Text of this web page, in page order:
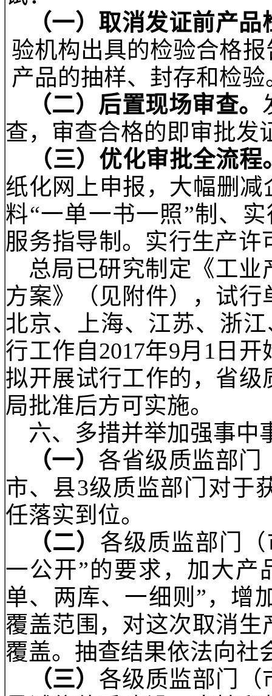
（四）各省级质监
承接发证工作安排和
的培训工作，制定完
会公布。
五、开展试行简化审
试行简化生产许可
效、放管结合、梯次
试：
（一）取消发证前
验机构出具的检验合
产品的抽样、封存和
（二）后置现场审查
查，审查合格的即审
（三）优化审批全流
纸化网上申报，大幅
料“一单一书一照”制
服务指导制
总局已研究制定《
方案》（见附件），
北京、上海、江苏、
行工作自 2017年9月1
拟开展试行工作的，